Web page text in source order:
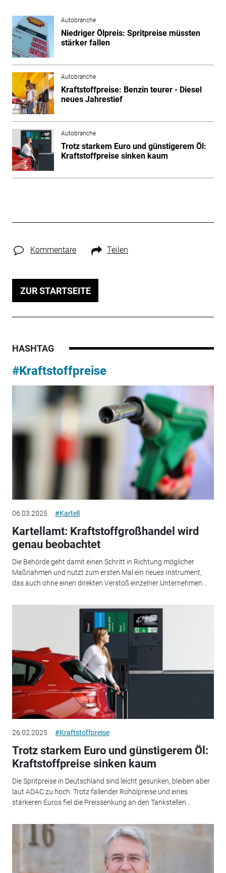
Autobranche
Niedriger Ölpreis: Spritpreise müssten
stärker fallen
Autobranche
Kraftstoffpreise: Benzin teurer - Diesel
neues Jahrestief
Autobranche
Trotz starkem Euro und günstigerem Öl:
Kraftstoffpreise sinken kaum
Kommentare Teilen
ZUR STARTSEITE
HASHTAG
#Kraftstoffpreise
06.03.2025 #Kartell
Kartellamt: Kraftstoffgroßhandel wird
genau beobachtet
Die Behörde geht damit einen Schritt in Richtung möglicher
Maßnahmen und nutzt zum ersten Mal ein neues Instrument,
das auch ohne einen direkten Verstoß einzelner Unternehmen...
26.02.2025 #Kraftstoffpreise
Trotz starkem Euro und günstigerem Öl:
Kraftstoffpreise sinken kaum
Die Spritpreise in Deutschland sind leicht gesunken, bleiben aber
laut ADAC zu hoch. Trotz fallender Rohölpreise und eines
stärkeren Euros fiel die Preissenkung an den Tankstellen...